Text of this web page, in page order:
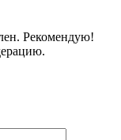
Рекомендую!